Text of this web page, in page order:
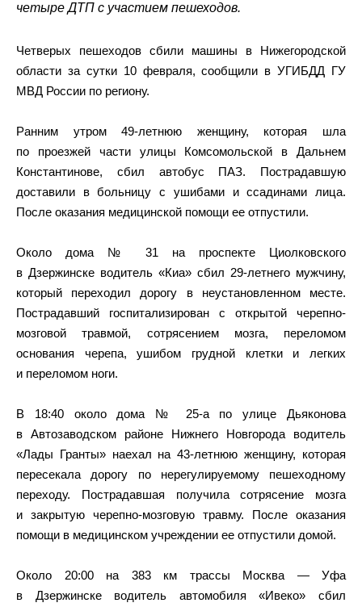
четыре ДТП с участием пешеходов.
Четверых пешеходов сбили машины в Нижегородской
области за сутки 10 февраля, сообщили в УГИБДД ГУ
МВД России по региону.
Ранним утром 49-летнюю женщину, которая шла
по проезжей части улицы Комсомольской в Дальнем
Константинове, сбил автобус ПАЗ. Пострадавшую
доставили в больницу с ушибами и ссадинами лица.
После оказания медицинской помощи ее отпустили.
Около дома № 31 на проспекте Циолковского
в Дзержинске водитель «Киа» сбил 29-летнего мужчину,
который переходил дорогу в неустановленном месте.
Пострадавший госпитализирован с открытой черепно-
мозговой травмой, сотрясением мозга, переломом
основания черепа, ушибом грудной клетки и легких
и переломом ноги.
В 18:40 около дома № 25-а по улице Дьяконова
в Автозаводском районе Нижнего Новгорода водитель
«Лады Гранты» наехал на 43-летнюю женщину, которая
пересекала дорогу по нерегулируемому пешеходному
переходу. Пострадавшая получила сотрясение мозга
и закрытую черепно-мозговую травму. После оказания
помощи в медицинском учреждении ее отпустили домой.
Около 20:00 на 383 км трассы Москва — Уфа
в Дзержинске водитель автомобиля «Ивеко» сбил